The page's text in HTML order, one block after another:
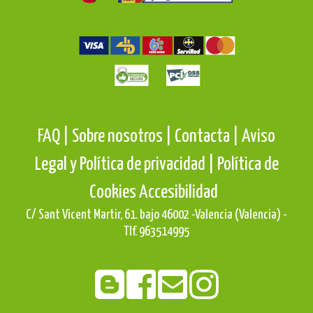
FAQ | Sobre nosotros | Contacta |
Aviso
Legal y Política de privacidad |
Política de
CookiesAccesibilidad
C/ Sant Vicent Martir, 61. bajo 46002 -Valencia (Valencia) -
Tlf. 963514995